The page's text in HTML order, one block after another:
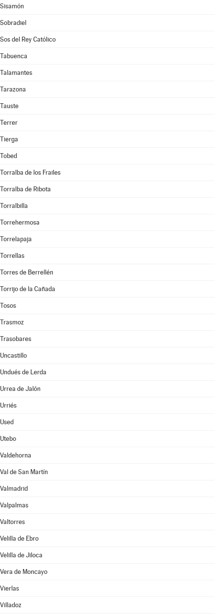
Sisamón
Sobradiel
Sos del Rey Católico
Tabuenca
Talamantes
Tarazona
Tauste
Terrer
Tierga
Tobed
Torralba de los Frailes
Torralba de Ribota
Torralbilla
Torrehermosa
Torrelapaja
Torrellas
Torres de Berrellén
Torrijo de la Cañada
Tosos
Trasmoz
Trasobares
Uncastillo
Undués de Lerda
Urrea de Jalón
Urriés
Used
Utebo
Valdehorna
Val de San Martín
Valmadrid
Valpalmas
Valtorres
Velilla de Ebro
Velilla de Jiloca
Vera de Moncayo
Vierlas
Villadoz